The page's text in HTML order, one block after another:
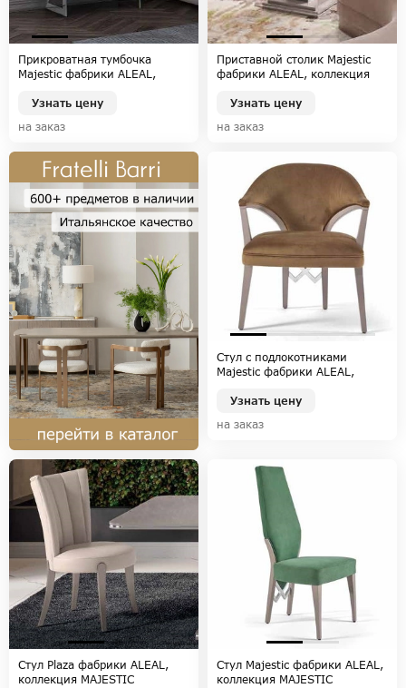
Прикроватная тумбочка
Majestic фабрики ALEAL,
Узнать цену
на заказ
Приставной столик Majestic
фабрики ALEAL, коллекция
Узнать цену
на заказ
Стул с подлокотниками
Majestic фабрики ALEAL,
Узнать цену
на заказ
Стул Plaza фабрики ALEAL,
коллекция MAJESTIC
Стул Majestic фабрики ALEAL,
коллекция MAJESTIC